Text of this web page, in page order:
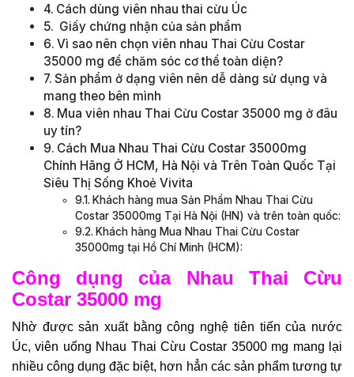
Cách dùng viên nhau thai cừu Úc
Giấy chứng nhận của sản phẩm
Vì sao nên chọn viên nhau Thai Cừu Costar
35000 mg để chăm sóc cơ thể toàn diện?
Sản phẩm ở dạng viên nên dễ dàng sử dụng và
mang theo bên mình
Mua viên nhau Thai Cừu Costar 35000 mg ở đâu
uy tín?
Cách Mua Nhau Thai Cừu Costar 35000mg
Chính Hãng Ở HCM, Hà Nội và Trên Toàn Quốc Tại
Siêu Thị Sống Khoẻ Vivita
Khách hàng mua Sản Phẩm Nhau Thai Cừu
Costar 35000mg Tại Hà Nội (HN) và trên toàn quốc:
Khách hàng Mua Nhau Thai Cừu Costar
35000mg tại Hồ Chí Minh (HCM):
Công dụng của Nhau Thai Cừu
Costar 35000 mg
Nhờ được sản xuất bằng công nghệ tiên tiến của nước
Úc, viên uống Nhau Thai Cừu Costar 35000 mg mang lại
nhiều công dụng đặc biệt, hơn hẳn các sản phẩm tương tự